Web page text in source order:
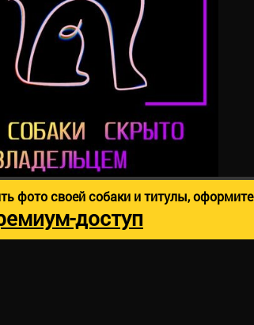
фото своей собаки и титулы, оформите
доступ